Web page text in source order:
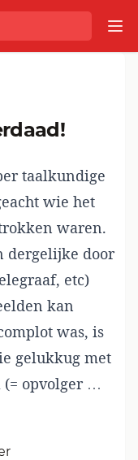
taalkundige
wie het
waren.
dergelijke door
etc)
kan
was, is
gelukkug met
(= opvolger …